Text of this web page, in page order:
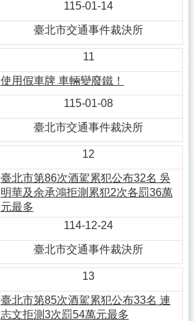
115-01-14
臺北市交通事件裁決所
11
使用假車牌 車輛變廢鐵！
115-01-08
臺北市交通事件裁決所
12
臺北市第86次酒駕累犯公布32名 吳
明華及余承鴻拒測累犯2次各罰36萬
元最多
114-12-24
臺北市交通事件裁決所
13
臺北市第85次酒駕累犯公布33名 連
志文拒測3次罰54萬元最多